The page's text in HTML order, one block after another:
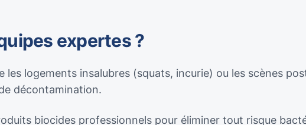
expertes ?
les logements insalubres (squats, incurie) ou les scènes
décontamination.
biocides professionnels pour éliminer tout risque